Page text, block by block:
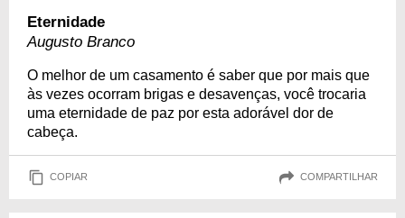
Eternidade
Augusto Branco
O melhor de um casamento é saber que por mais que
às vezes ocorram brigas e desavenças, você trocaria
uma eternidade de paz por esta adorável dor de
cabeça.
COPIAR COMPARTILHAR